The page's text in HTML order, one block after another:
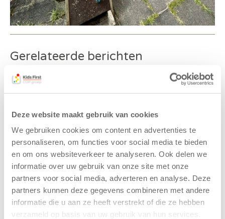
Deze website maakt gebruik van cookies
We gebruiken cookies om content en advertenties te
personaliseren, om functies voor social media te bieden
en om ons websiteverkeer te analyseren. Ook delen we
informatie over uw gebruik van onze site met onze
partners voor social media, adverteren en analyse. Deze
partners kunnen deze gegevens combineren met andere
informatie die u aan ze heeft verstrekt of die ze hebben
verzameld op basis van uw gebruik van hun services.
Gerelateerde berichten
Kids First
tekent
koopcontract
voor nieuw
Kids First
nieuwe
naamsponsor
van de Mini 4